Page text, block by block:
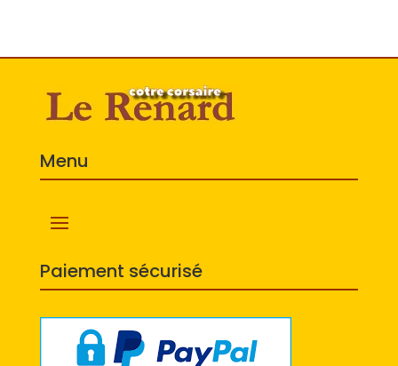
Menu
Paiement sécurisé